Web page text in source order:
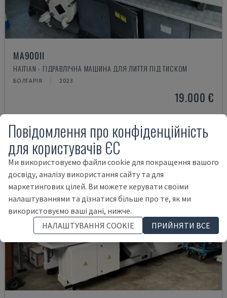
MA900ІІ
HAITIAN - ГІДРАВЛІЧНА МАШИНА ДЛЯ ЛИТТЯ ПІД ТИСКОМ
БОЛГАРІЯ 2023
19.000 €
Повідомлення про конфіденційність
для користувачів ЄС
Ми використовуємо файли cookie для покращення вашого
досвіду, аналізу використання сайту та для
маркетингових цілей. Ви можете керувати своїми
налаштуваннями та дізнатися більше про те, як ми
використовуємо ваші дані, нижче.
НАЛАШТУВАННЯ COOKIE
ПРИЙНЯТИ ВСЕ